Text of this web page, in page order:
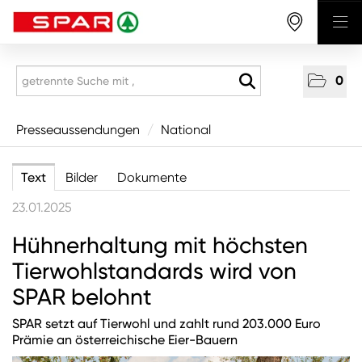
0
Presseaussendungen
Wirtschaft
Produkte
Mitarbeitende & Karriere
CSR/Soziales
Aus den Regionen
Unternehmen
Presseaussendungen / National
Text Bilder
Dokumente
23.01.2025
Hühnerhaltung mit höchsten
Tierwohlstandards wird von
SPAR belohnt
SPAR setzt auf Tierwohl und zahlt rund 203.000 Euro
Prämie an österreichische Eier-Bauern